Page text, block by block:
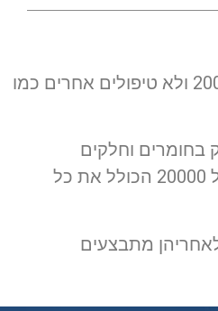
טיפול 20000 לסובארו הוא טיפול שיש לבצע במוסך מורשה לסובארו. אם דגם המכונית שלכם דורש טיפול 20000 ולא טיפולים אחרים כמו
בחומרים וחלקים
המאושרים על ידה. חשובה לנו בראש ובראשונה הבטיחות והתקינות של הנסיעה שלכם ולכן אנו מבצעים טיפול 20000 הכולל את כל
מתבצעים